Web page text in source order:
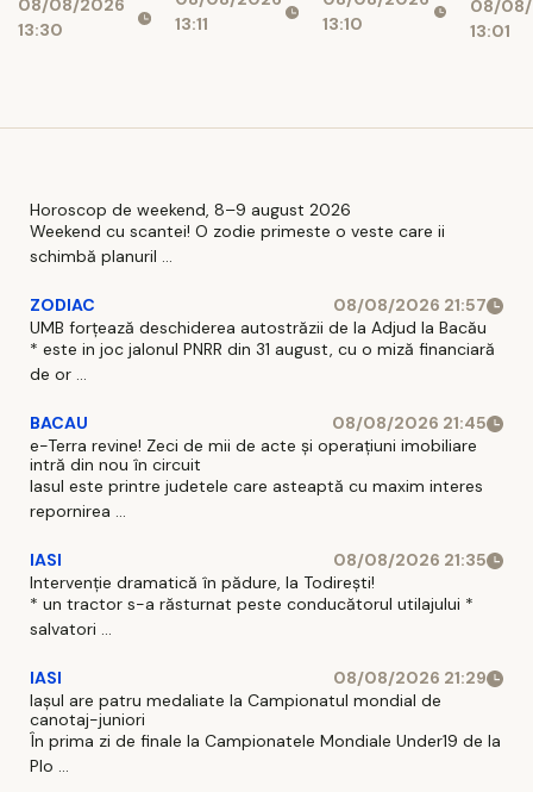
și mașini
08/08/2026
13:30
lei
13:11
13:10
08/
13:01
Horoscop de weekend, 8–9 august 2026
Weekend cu scantei! O zodie primeste o veste care ii
schimbă planuril ...
ZODIAC
08/08/2026 21:57
UMB forțează deschiderea autostrăzii de la Adjud la Bacău
* este in joc jalonul PNRR din 31 august, cu o miză financiară
de or ...
BACAU
08/08/2026 21:45
e-Terra revine! Zeci de mii de acte și operațiuni imobiliare
intră din nou în circuit
Iasul este printre judetele care asteaptă cu maxim interes
repornirea ...
IASI
08/08/2026 21:35
Intervenție dramatică în pădure, la Todirești!
* un tractor s-a răsturnat peste conducătorul utilajului *
salvatori ...
IASI
08/08/2026 21:29
Iaşul are patru medaliate la Campionatul mondial de
canotaj-juniori
În prima zi de finale la Campionatele Mondiale Under19 de la
Plo ...